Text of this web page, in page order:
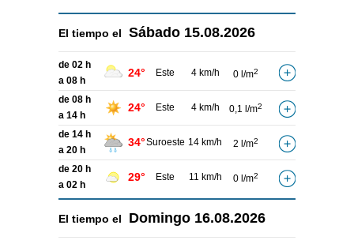
El tiempo el Sábado 15.08.2026
de 02 h
a 08 h
24° Este 4 km/h 0 l/m2
de 08 h
a 14 h
24° Este 4 km/h 0,1 l/m2
de 14 h
a 20 h
34°Suroeste 14 km/h 2 l/m2
de 20 h
a 02 h
29° Este 11 km/h 0 l/m2
El tiempo el Domingo 16.08.2026